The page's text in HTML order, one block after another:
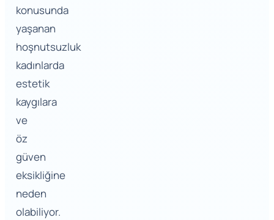
konusunda
yaşanan
hoşnutsuzluk
kadınlarda
estetik
kaygılara
ve
öz
güven
eksikliğine
neden
olabiliyor.